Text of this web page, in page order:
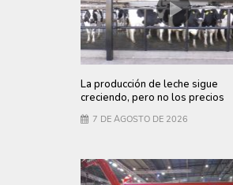
La producción de leche sigue
creciendo, pero no los precios
7 DE AGOSTO DE 2026